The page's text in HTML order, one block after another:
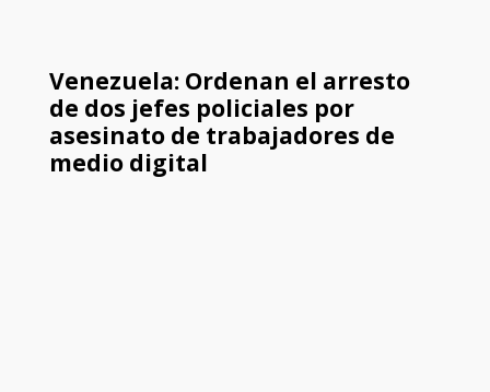
Venezuela: Ordenan el arresto
de dos jefes policiales por
asesinato de trabajadores de
medio digital